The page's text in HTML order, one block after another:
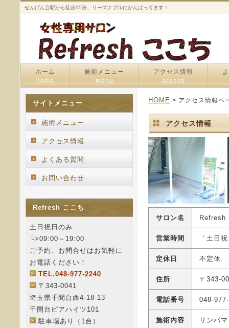
せんげん台駅から徒歩15分、リーズナブルにがんばってます！
ホーム
home
施術メニュー
menu
アクセス情報
access
HOME > アクセス情報ペ
アクセス情報
サロン名 Refresh
営業時間 「土日
定休日 不定休
住所 〒343-
電話番号 048-
施術内容 リンパ
サイトメニュー
施術メニュー
アクセス情報
よくある質問
お問い合わせ
Refresh ここち
土日祝日のみ
└>09:00～19:00
ご予約、お問合せはお気軽に
お電話ください！
TEL.048-977-2240
〒343-0041
埼玉県千間台西4-18-13
千間台ピアハイツ101
駐車場あり（1台）